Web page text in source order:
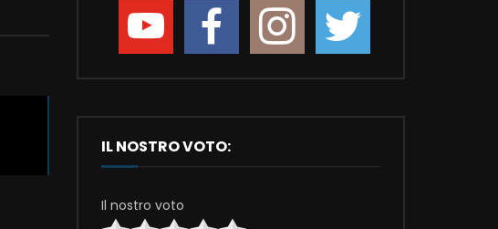
IL NOSTRO VOTO:
Il nostro voto